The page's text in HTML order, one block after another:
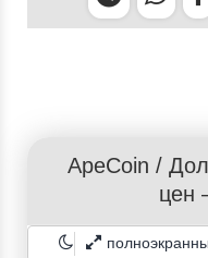
ApeCoin /
цен